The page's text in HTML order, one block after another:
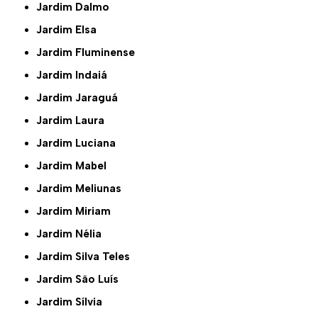
Jardim Dalmo
Jardim Elsa
Jardim Fluminense
Jardim Indaiá
Jardim Jaraguá
Jardim Laura
Jardim Luciana
Jardim Mabel
Jardim Meliunas
Jardim Miriam
Jardim Nélia
Jardim Silva Teles
Jardim São Luís
Jardim Sílvia